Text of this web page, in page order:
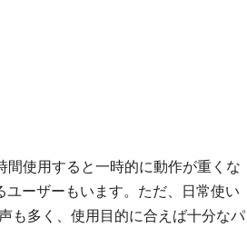
使用すると一時的に動作が重くな
ーザーもいます。ただ、日常使い
も多く、使用目的に合えば十分なパ